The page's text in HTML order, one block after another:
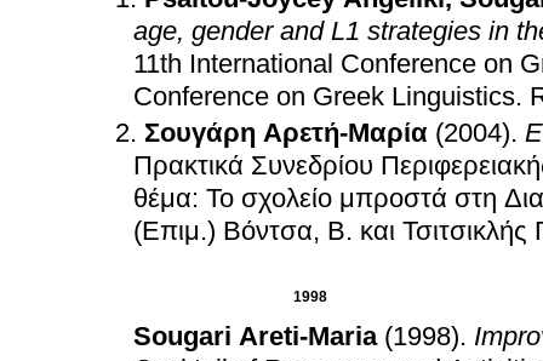
age, gender and L1 strategies in
11th International Conference on
Conference on Greek Linguistics.
Σουγάρη Αρετή-Μαρία (2004).
Πρακτικά Συνεδρίου
θέμα: Το σχολείο μπροστά στη
(Επιμ.) Βόντσα, Β. και Τσιτσικλής
1998
Sougari Areti-Maria (1998).